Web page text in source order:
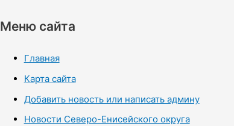
Меню сайта
Главная
Карта сайта
Добавить новость или написать админу
Новости Северо-Енисейского округа